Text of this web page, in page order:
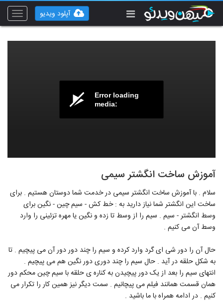
Toggle
آپلود ویدیو
Error loading
media:
آموزش ساخت انگشتر سیمی
سلام . با آموزش ساخت انگشتر سیمی در خدمت شما دوستان هستیم . برای
ساخت این انگشتر شما نیاز دارید به : خط کش - سیم چین - نگین برای
وسط انگشتر - سیم . سیم را از وسط تا زده و نگین یا مهره تزئینی را وارد
وسط آن می کنیم .
حال آن را دور شی ای گرد وارد کرده و سیم را چند دور دور آن می پیچیم . تا
به شکل حلقه در آید . حال سیم را چند دوری دور نگین هم می پیچیم .
انتهای سیم را بعد از یک دور پیچیدن به کناره ی حلقه با سیم چین محکم دور
همان قسمت همانند فیلم می پیچانیم . سمت دیگر نیز همین کار را تکرار می
کنیم . در ادامه همراه با ما باشید .